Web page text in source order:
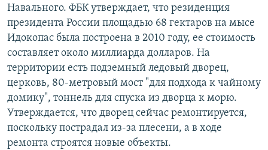
Навального. ФБК утверждает, что резиденция
президента России площадью 68 гектаров на мысе
Идокопас была построена в 2010 году, ее стоимость
составляет около миллиарда долларов. На
территории есть подземный ледовый дворец,
церковь, 80-метровый мост "для подхода к чайному
домику", тоннель для спуска из дворца к морю.
Утверждается, что дворец сейчас ремонтируется,
поскольку пострадал из-за плесени, а в ходе
ремонта строятся новые объекты.